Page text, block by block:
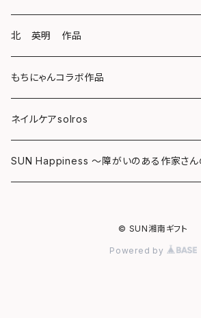
キーホルダー
バッグ
Tシャツ
ミラー
ボールペン
キーホルダー
マグネット
シール
海レジンアートボード
レジンチャーム
サンキャッチャー
北 英明 作品
ポストカード
もちにゃんコラボ作品
ネイルケアsolros
SUN Happiness ～障がいのある作家さん
© SUN湘南ギフト
Powered by